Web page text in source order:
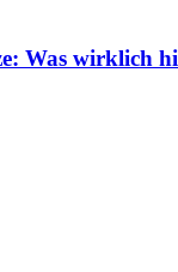
Was wirklich